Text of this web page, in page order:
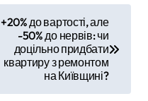
+20% до вартості, але
-50% до нервів: чи
доцільно придбати
квартиру з ремонтом
на Київщині?